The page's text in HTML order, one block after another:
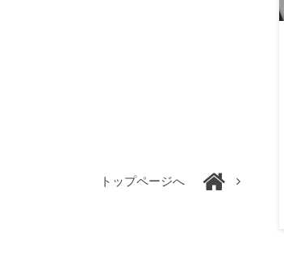
トップページへ